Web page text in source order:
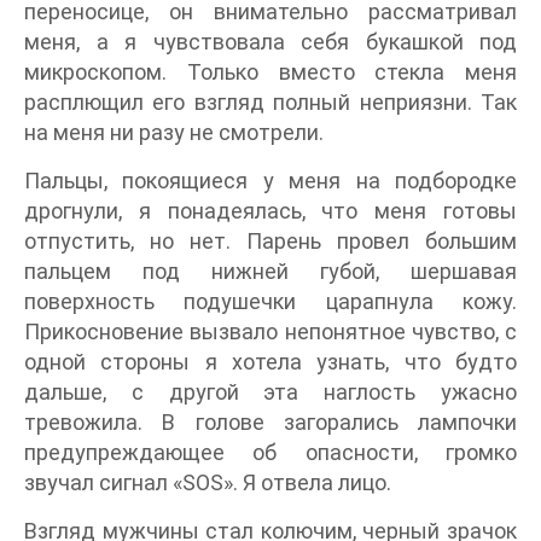
переносице, он внимательно рассматривал
меня, а я чувствовала себя букашкой под
микроскопом. Только вместо стекла меня
расплющил его взгляд полный неприязни. Так
на меня ни разу не смотрели.
Пальцы, покоящиеся у меня на подбородке
дрогнули, я понадеялась, что меня готовы
отпустить, но нет. Парень провел большим
пальцем под нижней губой, шершавая
поверхность подушечки царапнула кожу.
Прикосновение вызвало непонятное чувство, с
одной стороны я хотела узнать, что будто
дальше, с другой эта наглость ужасно
тревожила. В голове загорались лампочки
предупреждающее об опасности, громко
звучал сигнал «SOS». Я отвела лицо.
Взгляд мужчины стал колючим, черный зрачок